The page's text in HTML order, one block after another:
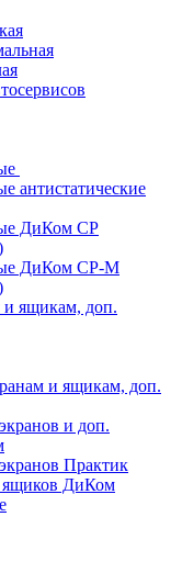
антистатические
ДиКом СР
ДиКом СР-М
и ящикам, доп.
и ящикам, доп.
и доп.
Практик
ящиков ДиКом